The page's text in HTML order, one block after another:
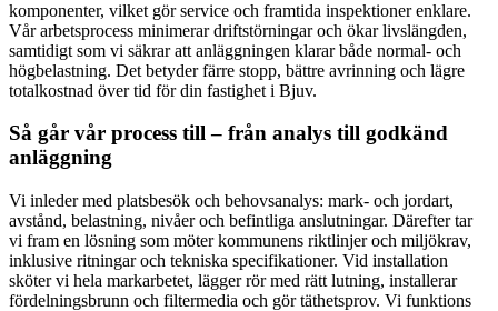
komponenter, vilket gör service och framtida inspektioner enklare.
Vår arbetsprocess minimerar driftstörningar och ökar livslängden,
samtidigt som vi säkrar att anläggningen klarar både normal- och
högbelastning. Det betyder färre stopp, bättre avrinning och lägre
totalkostnad över tid för din fastighet i Bjuv.
Så går vår process till – från analys till godkänd
anläggning
Vi inleder med platsbesök och behovsanalys: mark- och jordart,
avstånd, belastning, nivåer och befintliga anslutningar. Därefter tar
vi fram en lösning som möter kommunens riktlinjer och miljökrav,
inklusive ritningar och tekniska specifikationer. Vid installation
sköter vi hela markarbetet, lägger rör med rätt lutning, installerar
fördelningsbrunn och filtermedia och gör täthetsprov. Vi funktions